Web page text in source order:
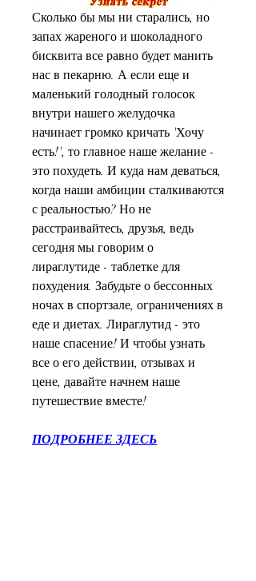
Сколько бы мы ни старались, но
запах жареного и шоколадного
бисквита все равно будет манить
нас в пекарню. А если еще и
маленький голодный голосок
внутри нашего желудочка
начинает громко кричать 'Хочу
есть!', то главное наше желание -
это похудеть. И куда нам деваться,
когда наши амбиции сталкиваются
с реальностью? Но не
расстраивайтесь, друзья, ведь
сегодня мы говорим о
лираглутиде - таблетке для
похудения. Забудьте о бессонных
ночах в спортзале, ограничениях в
еде и диетах. Лираглутид - это
наше спасение! И чтобы узнать
все о его действии, отзывах и
цене, давайте начнем наше
путешествие вместе!
ПОДРОБНЕЕ ЗДЕСЬ